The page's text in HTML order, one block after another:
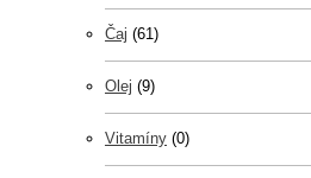
Čaj (61)
Olej (9)
Vitamíny (0)